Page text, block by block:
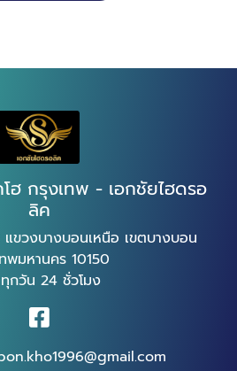
โฮ กรุงเทพ - เอกชัยไฮดรอ
ลิค
ขวงบางบอนเหนือ เขตบางบอน
พมหานคร 10150
กวัน 24 ชั่วโมง